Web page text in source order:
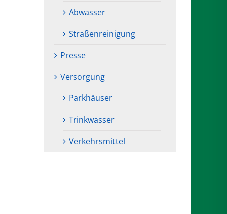
Abwasser
Straßenreinigung
Presse
Versorgung
Parkhäuser
Trinkwasser
Verkehrsmittel